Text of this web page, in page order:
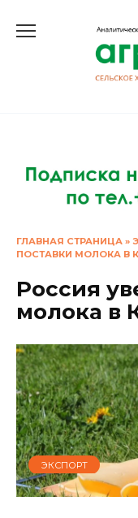
ГЛАВНАЯ СТРАНИЦА »
ПОСТАВКИ МОЛОКА В
Россия
молока в
ЭКСПОРТ